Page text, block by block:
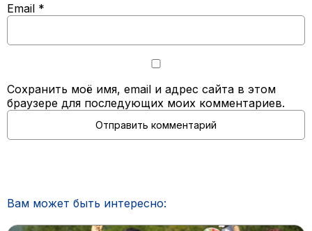
Email *
Сохранить моё имя, email и адрес сайта в этом
браузере для последующих моих комментариев.
Вам может быть интересно: